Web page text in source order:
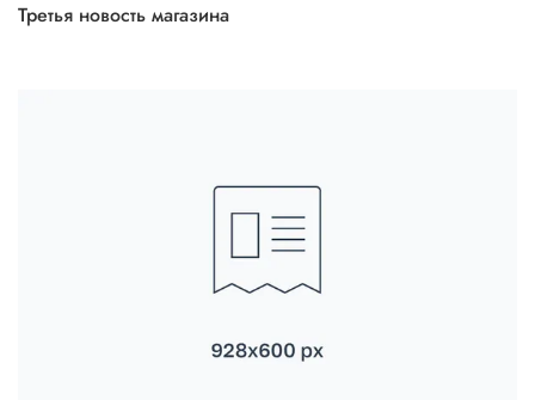
Третья новость магазина